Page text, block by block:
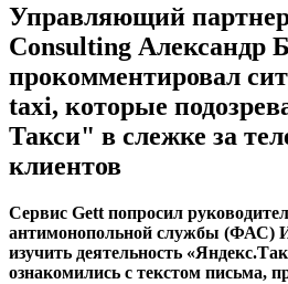
Управляющий
Consulting Александр
прокомментировал
taxi, которые
Такси" в слежке за
клиентов
Сервис Gett попросил
антимонопольной службы (ФАС)
изучить деятельность
ознакомились с текстом письма,